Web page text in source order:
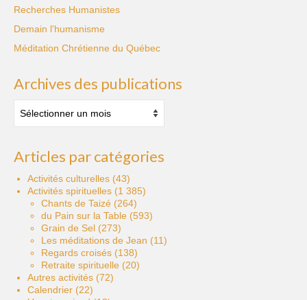
Recherches Humanistes
Demain l'humanisme
Méditation Chrétienne du Québec
Archives des publications
des
publications
Articles par catégories
Activités culturelles (43)
Activités spirituelles (1 385)
Chants de Taizé (264)
du Pain sur la Table (593)
Grain de Sel (273)
Les méditations de Jean (11)
Regards croisés (138)
Retraite spirituelle (20)
Autres activités (72)
Calendrier (22)